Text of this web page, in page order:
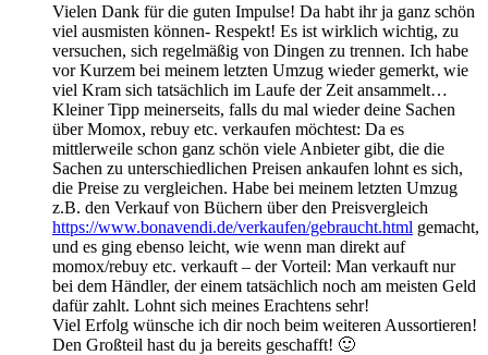
Vielen Dank für die guten Impulse! Da habt ihr ja ganz schön
viel ausmisten können- Respekt! Es ist wirklich wichtig, zu
versuchen, sich regelmäßig von Dingen zu trennen. Ich habe
vor Kurzem bei meinem letzten Umzug wieder gemerkt, wie
viel Kram sich tatsächlich im Laufe der Zeit ansammelt…
Kleiner Tipp meinerseits, falls du mal wieder deine Sachen
über Momox, rebuy etc. verkaufen möchtest: Da es
mittlerweile schon ganz schön viele Anbieter gibt, die die
Sachen zu unterschiedlichen Preisen ankaufen lohnt es sich,
die Preise zu vergleichen. Habe bei meinem letzten Umzug
z.B. den Verkauf von Büchern über den Preisvergleich
https://www.bonavendi.de/verkaufen/gebraucht.html gemacht,
und es ging ebenso leicht, wie wenn man direkt auf
momox/rebuy etc. verkauft – der Vorteil: Man verkauft nur
bei dem Händler, der einem tatsächlich noch am meisten Geld
dafür zahlt. Lohnt sich meines Erachtens sehr!
Viel Erfolg wünsche ich dir noch beim weiteren Aussortieren!
Den Großteil hast du ja bereits geschafft! 🙂